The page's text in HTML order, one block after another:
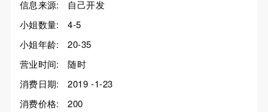
信息来源:
自己开发
小姐数量:
4-5
小姐年龄:
20-35
营业时间:
随时
消费日期:
2019 -1-23
消费价格:
200